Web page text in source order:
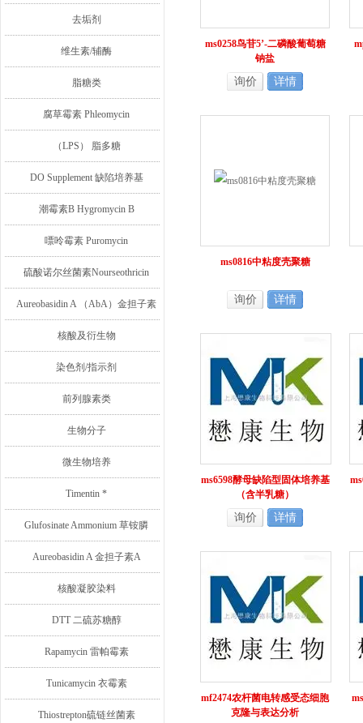
去垢剂
维生素/辅酶
脂糖类
腐草霉素 Phleomycin
（LPS） 脂多糖
DO Supplement 缺陷培养基
潮霉素B Hygromycin B
嘌呤霉素 Puromycin
硫酸诺尔丝菌素Nourseothricin
Aureobasidin A （AbA）金担子素
A
核酸及衍生物
染色剂/指示剂
前列腺素类
生物分子
微生物培养
Timentin *
Glufosinate Ammonium 草铵膦
Aureobasidin A 金担子素A
核酸凝胶染料
DTT 二硫苏糖醇
Rapamycin 雷帕霉素
Tunicamycin 衣霉素
Thiostrepton硫链丝菌素
ms0258鸟苷5’-二磷酸葡萄糖
钠盐
询价 详情
ms0816中粘度壳聚糖
询价 详情
ms6598酵母缺陷型固体培养基
（含半乳糖）
询价 详情
mf2474农杆菌电转感受态细胞
克隆与表达分析